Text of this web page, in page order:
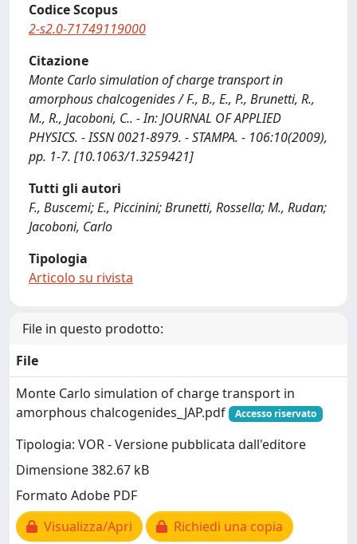
Codice Scopus
2-s2.0-71749119000
Citazione
Monte Carlo simulation of charge transport in
amorphous chalcogenides / F., B., E., P., Brunetti, R.,
M., R., Jacoboni, C.. - In: JOURNAL OF APPLIED
PHYSICS. - ISSN 0021-8979. - STAMPA. - 106:10(2009),
pp. 1-7. [10.1063/1.3259421]
Tutti gli autori
F., Buscemi; E., Piccinini; Brunetti, Rossella; M., Rudan;
Jacoboni, Carlo
Tipologia
Articolo su rivista
File in questo prodotto:
File
Monte Carlo simulation of charge transport in
amorphous chalcogenides_JAP.pdf
Accesso riservato
Tipologia: VOR - Versione pubblicata dall'editore
Dimensione 382.67 kB
Formato Adobe PDF
Visualizza/Apri
Richiedi una copia